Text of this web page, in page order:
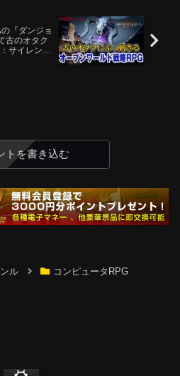
『ダンジョ
古のオタク
サイレント
トを書き込む
ル コンピュータRPG